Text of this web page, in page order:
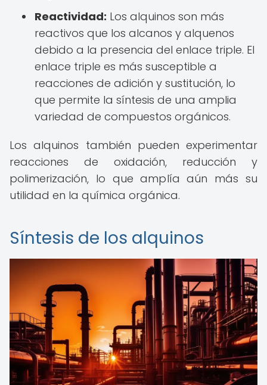
Reactividad: Los alquinos son más
reactivos que los alcanos y alquenos
debido a la presencia del enlace triple. El
enlace triple es más susceptible a
reacciones de adición y sustitución, lo
que permite la síntesis de una amplia
variedad de compuestos orgánicos.
Los alquinos también pueden experimentar
reacciones de oxidación, reducción y
polimerización, lo que amplía aún más su
utilidad en la química orgánica.
Síntesis de los alquinos